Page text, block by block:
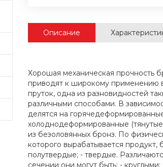
Описание
Хорошая механическая прочность
приводят к широкому применению
пруток, одна из разновидностей
различными способами. В
делятся на
холоднодеформированные
из безоловянных бронз. По
которого вырабатывается
полутвердые; - твердые.
сечении они могут быть: -